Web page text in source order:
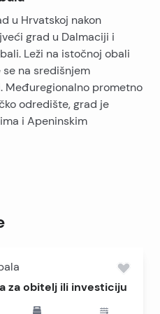
u Hrvatskoj nakon
grad u Dalmaciji i
Leži na istočnoj obali
na središnjem
Međuregionalno prometno
odredište, grad je
i Apeninskim
za obitelj ili investiciju